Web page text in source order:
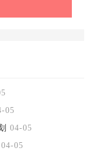
05
04-05
04-05